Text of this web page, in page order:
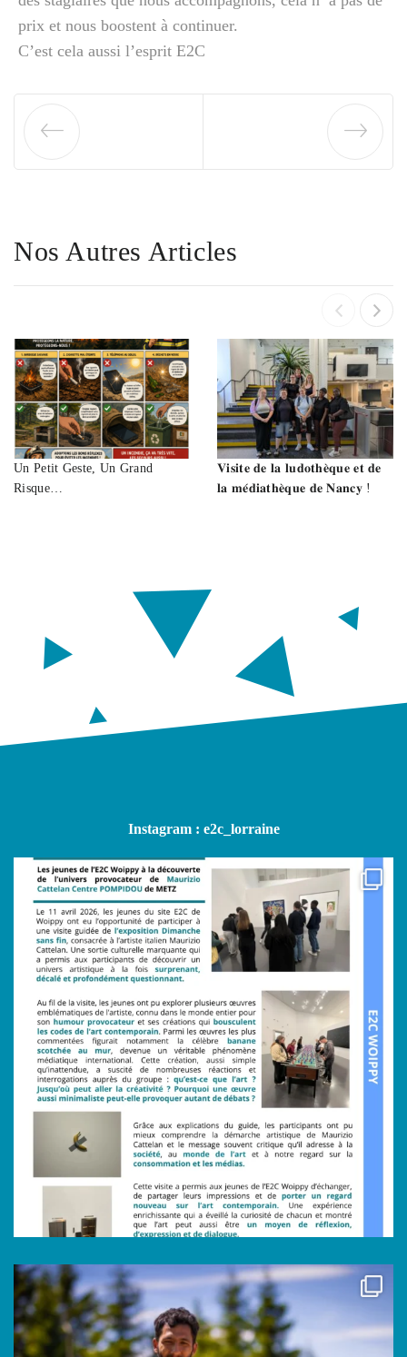
prix et nous boostent à continuer.
C’est cela aussi l’esprit E2C
Nos Autres Articles
Un Petit Geste, Un Grand
Risque…
𝐕𝐢𝐬𝐢𝐭𝐞 𝐝𝐞 𝐥𝐚 𝐥𝐮𝐝𝐨𝐭𝐡𝐞̀𝐪𝐮𝐞 𝐞𝐭 𝐝𝐞
𝐥𝐚 𝐦𝐞́𝐝𝐢𝐚𝐭𝐡𝐞̀𝐪𝐮𝐞 𝐝𝐞 𝐍𝐚𝐧𝐜𝐲 !
Instagram : e2c_lorraine